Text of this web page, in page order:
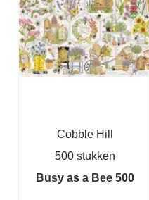
Cobble Hill
500 stukken
Busy as a Bee 500